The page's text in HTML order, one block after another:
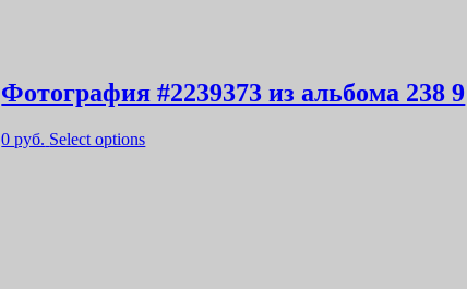
Фотография #2239373 из альбома 238 9
0руб. Select options